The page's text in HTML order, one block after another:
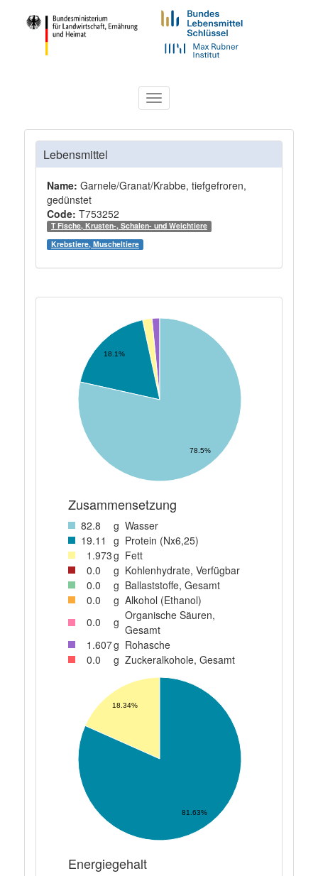
Toggle
navigation
Lebensmittel
Name: Garnele/Granat/Krabbe, tiefgefroren,
gedünstet
Code: T753252
T Fische, Krusten-, Schalen- und Weichtiere
Krebstiere, Muscheltiere
18.1%
78.5%
Zusammensetzung
82.8 g Wasser
19.11 g Protein (Nx6,25)
1 .973g Fett
0.0 g Kohlenhydrate, Verfügbar
0.0 g Ballaststoffe, Gesamt
0.0 g Alkohol (Ethanol)
0.0 g Organische Säuren,
Gesamt
1 .607g Rohasche
0.0 g Zuckeralkohole, Gesamt
18.34%
81.63%
Energiegehalt